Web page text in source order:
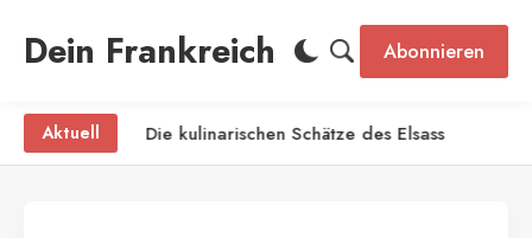
Dein Frankreich Abonnieren
AktuellDie kulinarischen Schätze des Elsass